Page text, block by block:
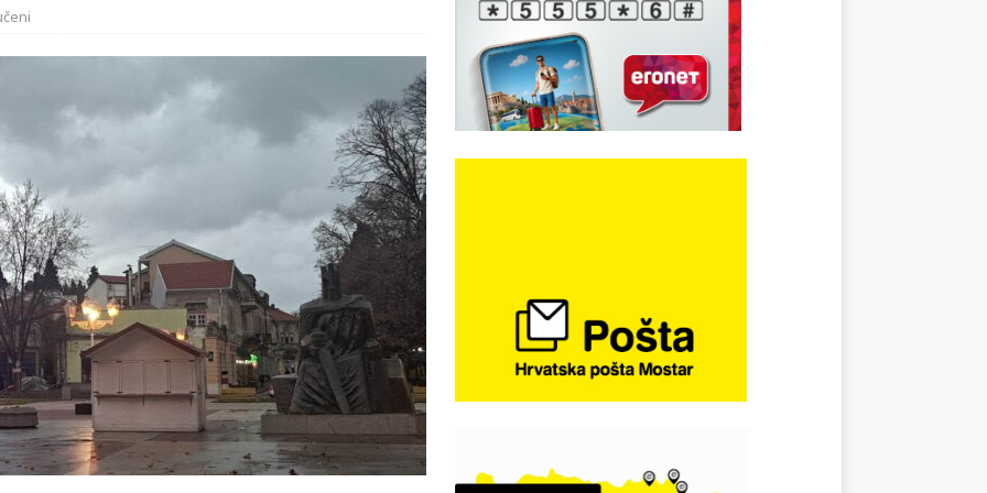
Vozači satima čekaju, dok se drugi ubacuju sa strane
VIJESTI
o Oluji: Hrvati imaju što slaviti, dobili su ono što im povijesno